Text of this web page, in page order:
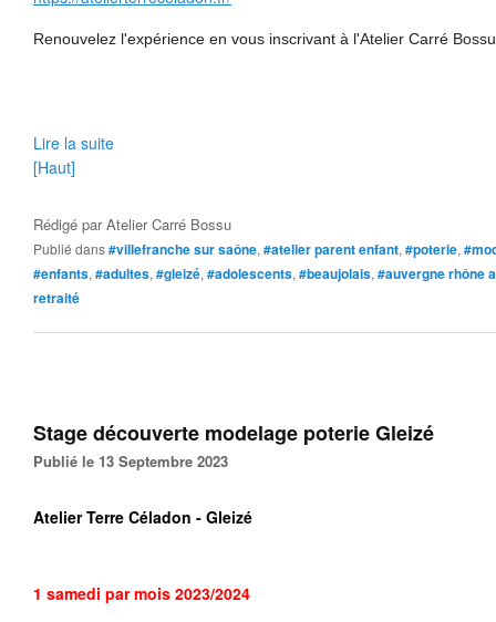
Renouvelez l'expérience en vous inscrivant à l'Atelier Carré
Lire la suite
[Haut]
Rédigé parAtelier Carré Bossu
Publié dans#villefranche sur saône, #atelier parent enfant, #poterie,
#enfants, #adultes, #gleizé, #adolescents, #beaujolais, #auvergne rhône
retraité
Stage découverte modelage poterie Gleizé
Publié le 13 Septembre 2023
Atelier Terre Céladon - Gleizé
1 samedi par mois 2023/2024